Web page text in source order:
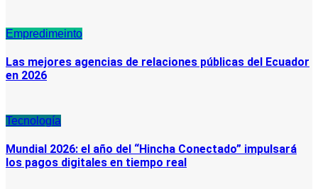
Empredimeinto
Las mejores agencias de relaciones públicas del Ecuador
en 2026
Tecnología
Mundial 2026: el año del “Hincha Conectado” impulsará
los pagos digitales en tiempo real